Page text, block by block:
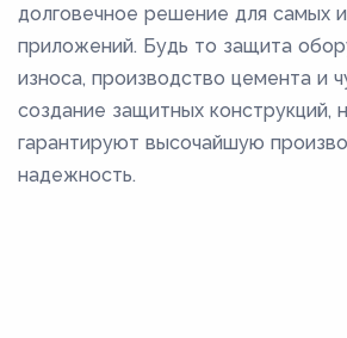
долговечное решение для самых
приложений. Будь то защита
износа, производство цемента и
создание защитных конструкций,
гарантируют высочайшую
надежность.